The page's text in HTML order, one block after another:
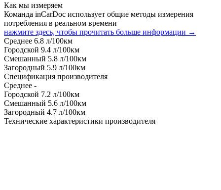
Как мы измеряем
Команда inCarDoc использует общие методы измерения
потребления в реальном времени
нажмите здесь, чтобы прочитать больше информации →
Среднее 6.8 л/100км
Городской 9.4 л/100км
Смешанный 5.8 л/100км
Загородный 5.9 л/100км
Спецификация производителя
Среднее -
Городской 7.2 л/100км
Смешанный 5.6 л/100км
Загородный 4.7 л/100км
Технические характеристики производителя